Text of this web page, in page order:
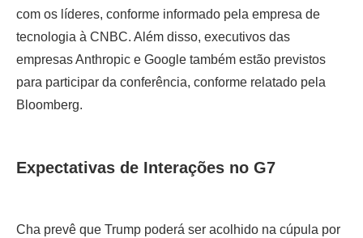
com os líderes, conforme informado pela empresa de
tecnologia à CNBC. Além disso, executivos das
empresas Anthropic e Google também estão previstos
para participar da conferência, conforme relatado pela
Bloomberg.
Expectativas de Interações no G7
Cha prevê que Trump poderá ser acolhido na cúpula por